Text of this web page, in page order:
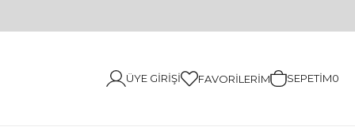
ÜYE GIRIŞI FAVORILERIM SEPETIM0